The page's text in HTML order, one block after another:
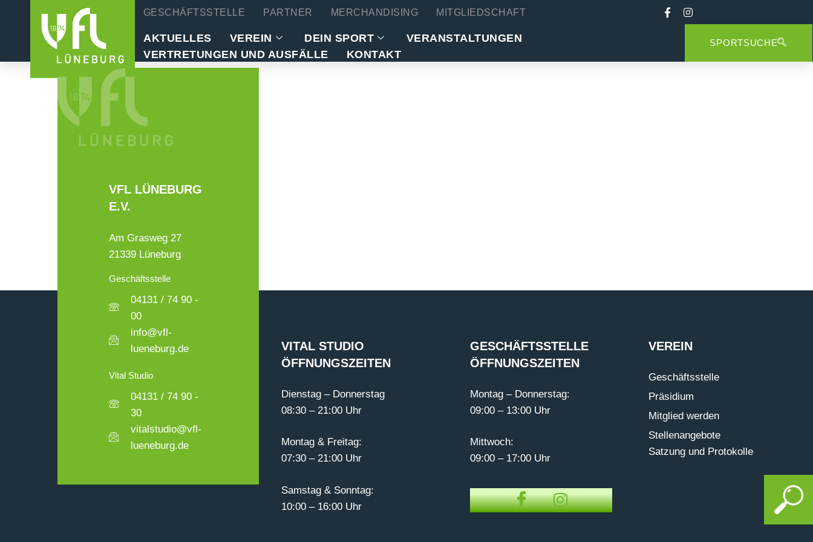
GESCHÄFTSSTELLE PARTNER MERCHANDISING MITGLIEDSCHAFT
AKTUELLES VEREIN DEIN SPORT
VERANSTALTUNGEN
VERTRETUNGEN UND AUSFÄLLE
KONTAKT
SPORTSUCHE
VFL LÜNEBURG
E.V.
Am Grasweg 27
21339 Lüneburg
Geschäftsstelle
04131 / 74 90 -
00
info@vfl-
lueneburg.de
Vital Studio
04131 / 74 90 -
30
vitalstudio@vfl-
lueneburg.de
VITAL STUDIO
ÖFFNUNGSZEITEN
Dienstag – Donnerstag
08:30 – 21:00 Uhr
Montag & Freitag:
07:30 – 21:00 Uhr
Samstag & Sonntag:
10:00 – 16:00 Uhr
GESCHÄFTSSTELLE
ÖFFNUNGSZEITEN
Montag – Donnerstag:
09:00 – 13:00 Uhr
Mittwoch:
09:00 – 17:00 Uhr
VEREIN
Geschäftsstelle
Präsidium
Mitglied werden
Stellenangebote
Satzung und Protokolle